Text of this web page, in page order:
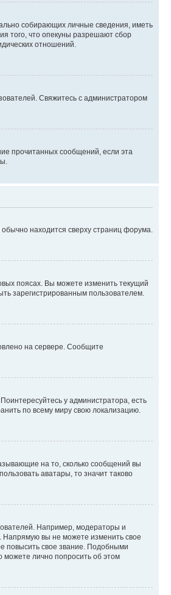
собирающих личные сведения, иметь
того, что опекуны разрешают сбор
отношений.
Свяжитесь с администратором
прочитанных сообщений, если эта
находится сверху страниц форума.
поясах. Вы можете изменить текущий
зарегистрированным пользователем.
на сервере. Сообщите
у администратора, есть
по всему миру свою локализацию.
на то, сколько сообщений вы
аватары, то значит таково
Например, модераторы и
Напрямую вы не можете изменить свое
повысить свое звание. Подобными
можете лично попросить об этом